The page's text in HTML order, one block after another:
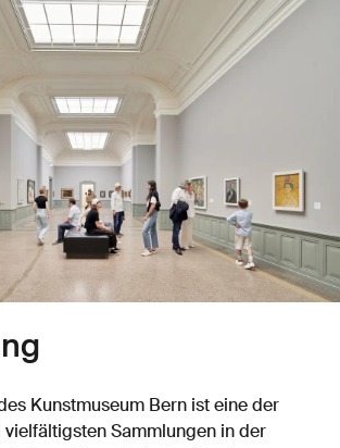
Kunstmuseum Bern ist eine der
Sammlungen in der